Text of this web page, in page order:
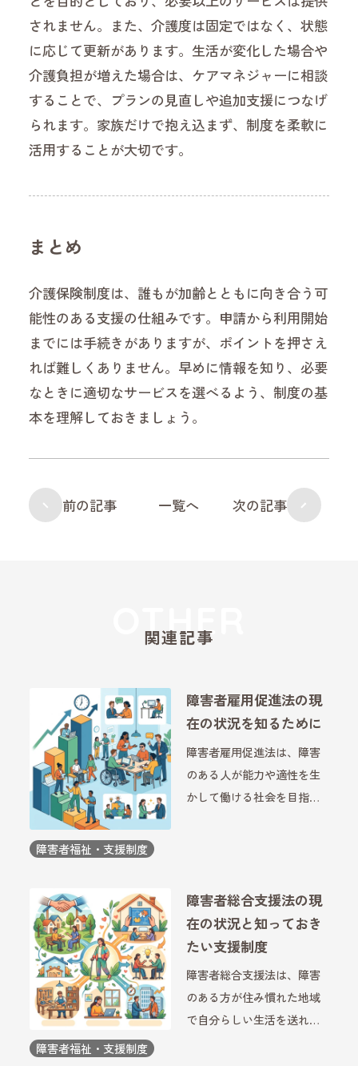
されません。また、介護度は固定ではなく、状態
に応じて更新があります。生活が変化した場合や
介護負担が増えた場合は、ケアマネジャーに相談
することで、プランの見直しや追加支援につなげ
られます。家族だけで抱え込まず、制度を柔軟に
活用することが大切です。
まとめ
介護保険制度は、誰もが加齢とともに向き合う可
能性のある支援の仕組みです。申請から利用開始
までには手続きがありますが、ポイントを押さえ
れば難しくありません。早めに情報を知り、必要
なときに適切なサービスを選べるよう、制度の基
本を理解しておきましょう。
前の記事 一覧へ 次の記事
関連記事
障害者福祉・支援制度
障害者雇用促進法の現
在の状況を知るために
障害者雇用促進法は、障害
のある人が能力や適性を生
かして働ける社会を目指す
められています。2026年7月
には法定雇用率の引き上
[…]
障害者福祉・支援制度
障害者総合支援法の現
在の状況と知っておき
たい支援制度
障害者総合支援法は、障害
のある方が住み慣れた地域
で自分らしい生活を送れる